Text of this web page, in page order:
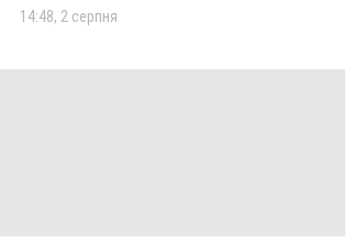
14:48, 2 серпня